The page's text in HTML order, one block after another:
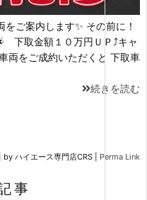
ご案内します✨ その前に！
下取金額１０万円ＵＰ⤴キャ
両をご成約いただくと 下取車
続きを読む
by ハイエース専門店CRS Perma Link
事